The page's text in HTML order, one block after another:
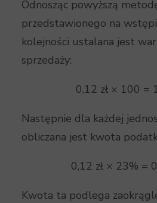
Odnosząc powyższą
przedstawionego na
kolejności ustalana jest
sprzedaży:
0,12 zł × 100 =
Następnie dla każdej
obliczana jest kwota
0,12 zł × 23% =
Kwota ta podlega